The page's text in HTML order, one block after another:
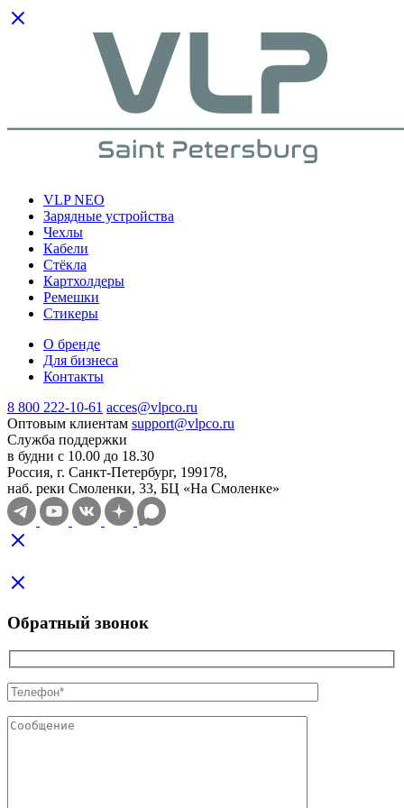
VLP NEO
Зарядные устройства
Чехлы
Кабели
Cтёкла
Картхолдеры
Ремешки
Стикеры
О бренде
Для бизнеса
Контакты
8 800 222-10-61 acces@vlpco.ru
Оптовым клиентам support@vlpco.ru
Служба поддержки
в будни с 10.00 до 18.30
Россия, г. Санкт-Петербург, 199178,
наб. реки Смоленки, 33, БЦ «На Смоленке»
Обратный звонок